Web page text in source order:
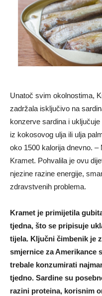
Unatoč svim okolnostima,
zadržala isključivo na
konzerve sardina i
iz kokosovog ulja ili ulja
oko 1500 kalorija dnevno. –
Kramet. Pohvalila je ovu
njezine razine energije,
zdravstvenih problema.
Kramet je primijetila
tjedna, što se pripisuje
tijela. Ključni čimbenik je
smjernice za Amerikance
trebale konzumirati
tjedno. Sardine su
razini proteina, korisnim